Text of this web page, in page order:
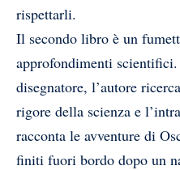
rispettarli.
Il secondo libro è un
approfondimenti
disegnatore, l’autore
rigore della scienza e
racconta le avventure di
finiti fuori bordo dopo un